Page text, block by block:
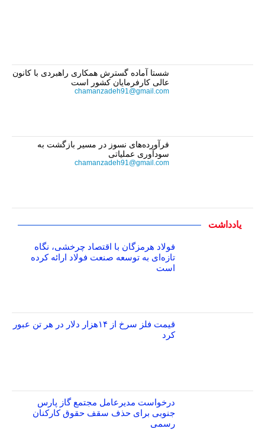
شستا آماده گسترش همکاری راهبردی با کانون
عالی کارفرمایان کشور است
chamanzadeh91@gmail.com
فرآورده‌های نسوز در مسیر بازگشت به
سودآوری عملیاتی
chamanzadeh91@gmail.com
یادداشت
فولاد هرمزگان با اقتصاد چرخشی، نگاه
تازه‌ای به توسعه صنعت فولاد ارائه کرده
است
قیمت فلز سرخ از ۱۴هزار دلار در هر تن عبور
کرد
درخواست مدیرعامل مجتمع گاز پارس
جنوبی برای حذف سقف حقوق کارکنان
رسمی